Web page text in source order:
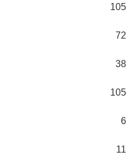
105
72
38
105
6
11